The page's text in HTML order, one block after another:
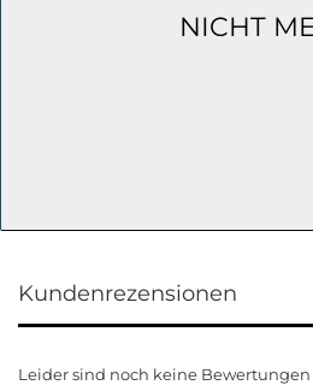
NICHT
Kundenrezensionen
Leider sind noch keine